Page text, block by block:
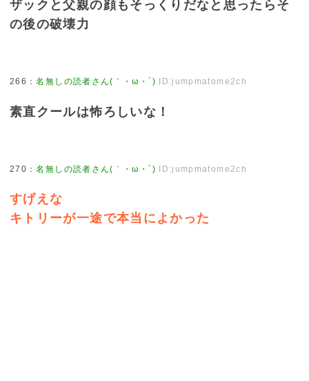
ザックと父親の顔もそっくりだなと思ったらそ
の後の破壊力
266 ：名無しの読者さん(｀・ω・´) ID:jumpmatome2ch
素直クールは怖ろしいな！
270 ：名無しの読者さん(｀・ω・´) ID:jumpmatome2ch
すげえな
キトリーが一途で本当によかった